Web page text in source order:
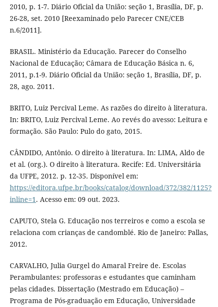
2010, p. 1-7. Diário Oficial da União: seção 1, Brasília, DF, p.
26-28, set. 2010 [Reexaminado pelo Parecer CNE/CEB
n.6/2011].
BRASIL. Ministério da Educação. Parecer do Conselho
Nacional de Educação; Câmara de Educação Básica n. 6,
2011, p.1-9. Diário Oficial da União: seção 1, Brasília, DF, p.
28, ago. 2011.
BRITO, Luiz Percival Leme. As razões do direito à literatura.
In: BRITO, Luiz Percival Leme. Ao revés do avesso: Leitura e
formação. São Paulo: Pulo do gato, 2015.
CÂNDIDO, Antônio. O direito à literatura. In: LIMA, Aldo de
et al. (org.). O direito à literatura. Recife: Ed. Universitária
da UFPE, 2012. p. 12-35. Disponível em:
https://editora.ufpe.br/books/catalog/download/372/382/1125?
inline=1 . Acesso em: 09 out. 2023.
CAPUTO, Stela G. Educação nos terreiros e como a escola se
relaciona com crianças de candomblé. Rio de Janeiro: Pallas,
2012.
CARVALHO, Julia Gurgel do Amaral Freire de. Escolas
Perambulantes: professoras e estudantes que caminham
pelas cidades. Dissertação (Mestrado em Educação) –
Programa de Pós-graduação em Educação, Universidade